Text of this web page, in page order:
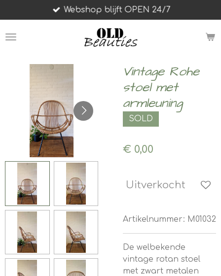
direct
naar
Webshop blijft OPEN 24/7
Vintage Rohe
stoel met
armleuning
SOLD
€ 0,00
Uitverkocht
Artikelnummer: M01032
De welbekende
vintage rotan stoel
met zwart metalen